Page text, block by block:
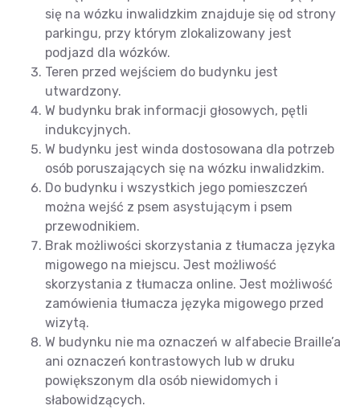
się na wózku inwalidzkim znajduje się od strony
parkingu, przy którym zlokalizowany jest
podjazd dla wózków.
Teren przed wejściem do budynku jest
utwardzony.
W budynku brak informacji głosowych, pętli
indukcyjnych.
W budynku jest winda dostosowana dla potrzeb
osób poruszających się na wózku inwalidzkim.
Do budynku i wszystkich jego pomieszczeń
można wejść z psem asystującym i psem
przewodnikiem.
Brak możliwości skorzystania z tłumacza języka
migowego na miejscu. Jest możliwość
skorzystania z tłumacza online. Jest możliwość
zamówienia tłumacza języka migowego przed
wizytą.
W budynku nie ma oznaczeń w alfabecie Braille’a
ani oznaczeń kontrastowych lub w druku
powiększonym dla osób niewidomych i
słabowidzących.